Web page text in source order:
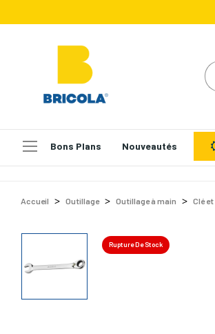
Bons Plans Nouveautés
Accueil Outillage Outillage à main Clé
Rupture De Stock